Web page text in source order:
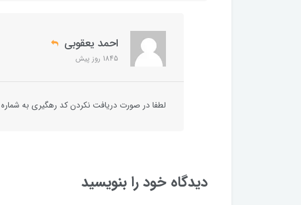
احمد يعقوبي
1845 روز پیش
لطفا در صورت دریافت نکردن کد رهگیری به
دیدگاه خود را بنویسید